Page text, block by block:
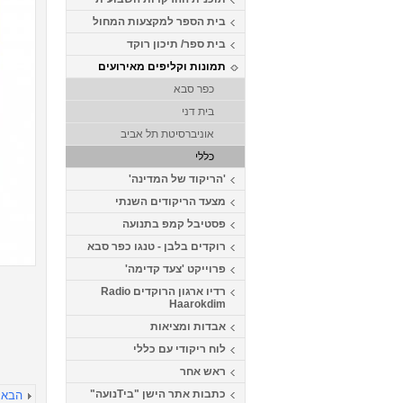
בית הספר למקצעות המחול
בית ספר/ תיכון רוקד
תמונות וקליפים מאירועים
כפר סבא
בית דני
אוניברסיטת תל אביב
כללי
'הריקוד של המדינה'
מצעד הריקודים השנתי
פסטיבל קמפ בתנועה
רוקדים בלבן - טנגו כפר סבא
פרוייקט 'צעד קדימה'
רדיו ארגון הרוקדים Radio
Haarokdim
אבדות ומציאות
לוח ריקודי עם כללי
ראש אחר
כתבות אתר הישן "ביTנועה"
הבא